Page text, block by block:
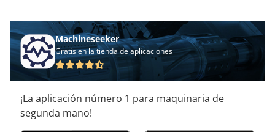
Machineseeker
Gratis en la tienda de aplicaciones
¡La aplicación número 1 para maquinaria de
segunda mano!